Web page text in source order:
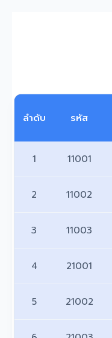
ลำดับ รหัส
1 11001
2 11002
3 11003
4 21001
5 21002